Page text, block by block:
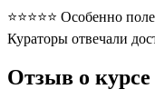
⭐⭐⭐⭐⭐ Особенно
Кураторы отвечали
Отзыв о